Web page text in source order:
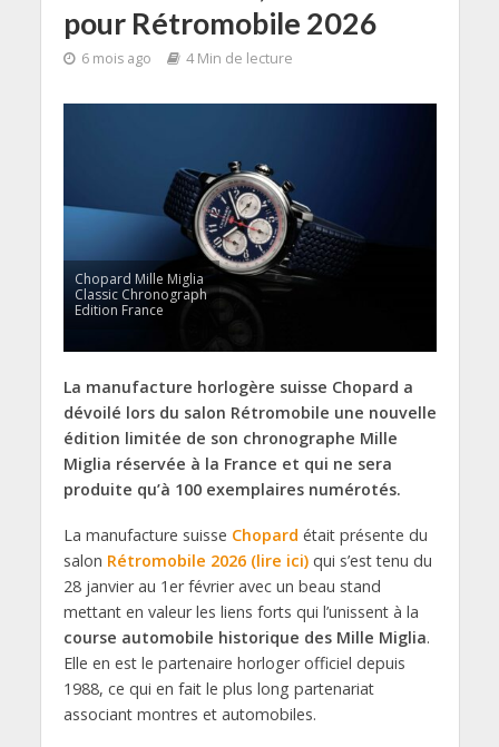
pour Rétromobile 2026
6 mois ago 4 Min de lecture
Chopard Mille Miglia
Classic Chronograph
Edition France
La manufacture horlogère suisse Chopard a
dévoilé lors du salon Rétromobile une nouvelle
édition limitée de son chronographe Mille
Miglia réservée à la France et qui ne sera
produite qu’à 100 exemplaires numérotés.
La manufacture suisse Chopard était présente du
salon Rétromobile 2026 (lire ici)qui s’est tenu du
28 janvier au 1er février avec un beau stand
mettant en valeur les liens forts qui l’unissent à la
course automobile historique des Mille Miglia.
Elle en est le partenaire horloger officiel depuis
1988, ce qui en fait le plus long partenariat
associant montres et automobiles.